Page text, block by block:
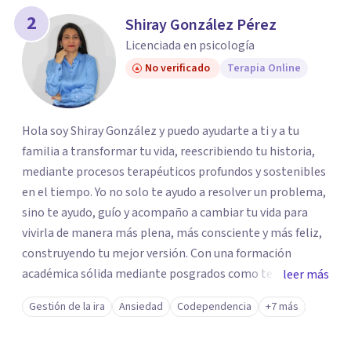
2 Shiray González Pérez
Licenciada en psicología
No verificado Terapia Online
Hola soy Shiray González y puedo ayudarte a ti y a tu
familia a transformar tu vida, reescribiendo tu historia,
mediante procesos terapéuticos profundos y sostenibles
en el tiempo. Yo no solo te ayudo a resolver un problema,
sino te ayudo, guío y acompaño a cambiar tu vida para
vivirla de manera más plena, más consciente y más feliz,
construyendo tu mejor versión. Con una formación
académica sólida mediante posgrados como terapeuta
breve, familiar e infantil, así como con respaldo
profesional y experiencia clínica de más de 26 años y
leer más
Gestión de la ira Ansiedad Codependencia +7 más